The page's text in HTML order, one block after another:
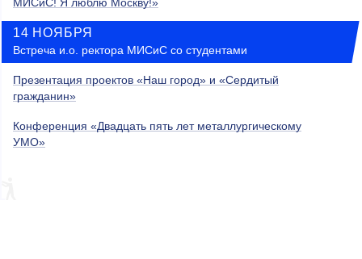
МИСиС! Я люблю Москву!»
14 НОЯБРЯ
Встреча и.о. ректора МИСиС со студентами
Презентация проектов «Наш город» и «Сердитый
гражданин»
Конференция «Двадцать пять лет металлургическому
УМО»